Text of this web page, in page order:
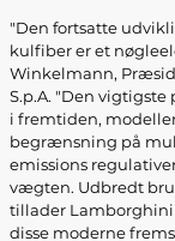
"Den fortsatte
kulfiber er et
Winkelmann,
S.p.A. "Den vigtigste
i fremtiden,
begrænsning på
emissions
vægten. Udbredt
tillader
disse moderne